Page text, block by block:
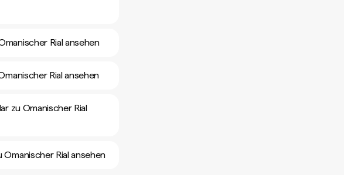
Rial ansehen
Rial ansehen
zu Omanischer Rial
Rial ansehen